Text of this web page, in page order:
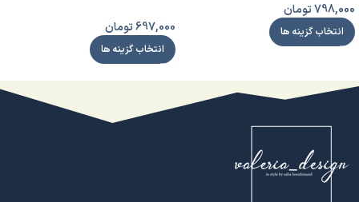
798,000تومان
انتخاب گزینه ها 697,000تومان
انتخاب گزینه ها